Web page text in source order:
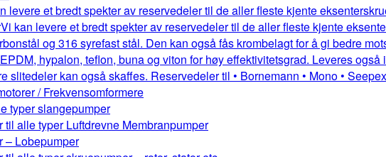
levere et bredt spekter av reservedeler til de aller fleste kjente
Vi kan levere et bredt spekter av reservedeler til de aller fleste kjente
og 316 syrefast stål. Den kan også fås krombelagt for å gi bedre
hypalon, teflon, buna og viton for høy effektivitetsgrad. Leveres
slitedeler kan også skaffes. Reservedeler til • Bornemann • Mono •
/ Frekvensomformere
typer slangepumper
til alle typer Luftdrevne Membranpumper
– Lobepumper